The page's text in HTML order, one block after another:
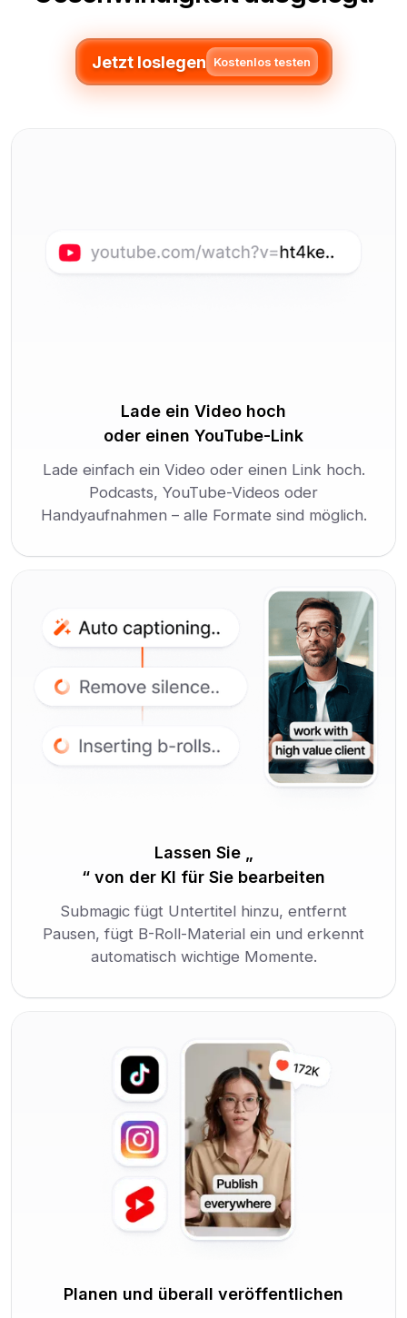
Jetzt loslegen Kostenlos testen
Lade ein Video hoch
oder einen YouTube-Link
Lade einfach ein Video oder einen Link hoch.
Podcasts, YouTube-Videos oder
Handyaufnahmen – alle Formate sind möglich.
Lassen Sie „
“ von der KI für Sie bearbeiten
Submagic fügt Untertitel hinzu, entfernt
Pausen, fügt B-Roll-Material ein und erkennt
automatisch wichtige Momente.
Planen und überall veröffentlichen